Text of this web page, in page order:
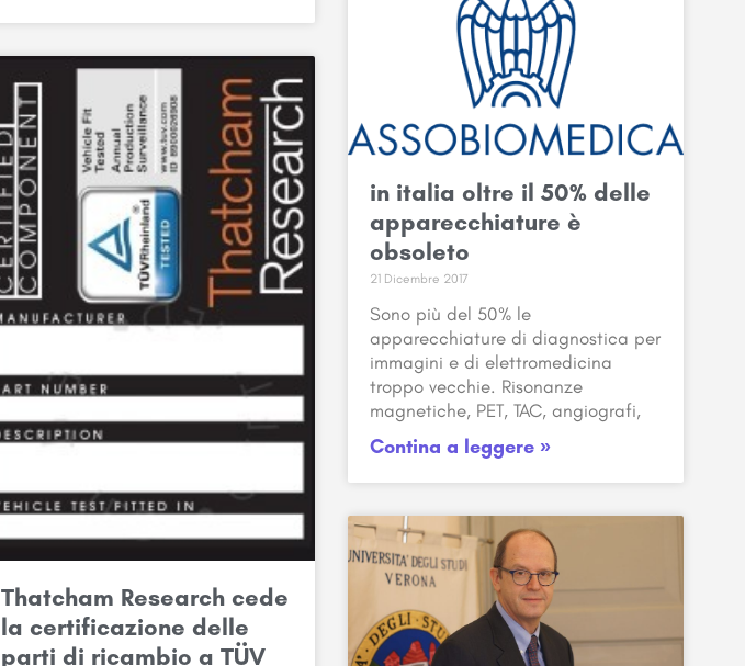
Thatcham Research cede
la certificazione delle
parti di ricambio a TÜV
in italia oltre il 50% delle
apparecchiature è
obsoleto
21 Dicembre 2017
Sono più del 50% le
apparecchiature di diagnostica per
immagini e di elettromedicina
troppo vecchie. Risonanze
magnetiche, PET, TAC, angiografi,
Contina a leggere »